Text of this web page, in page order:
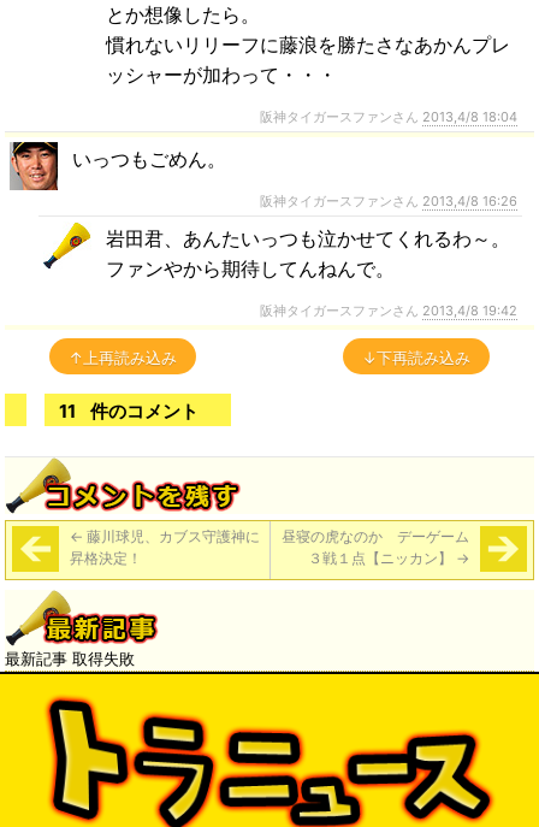
とか想像したら。
慣れないリリーフに藤浪を勝たさなあかんプレ
ッシャーが加わって・・・
阪神タイガースファンさん 2013,4/8 18:04
いっつもごめん。
阪神タイガースファンさん 2013,4/8 16:26
岩田君、あんたいっつも泣かせてくれるわ～。
ファンやから期待してんねんで。
阪神タイガースファンさん 2013,4/8 19:42
↑上再読み込み ↓下再読み込み
11 件のコメント
← 藤川球児、カブス守護神に
昇格決定！
昼寝の虎なのか デーゲーム
３戦１点【ニッカン】 →
最新記事 取得失敗